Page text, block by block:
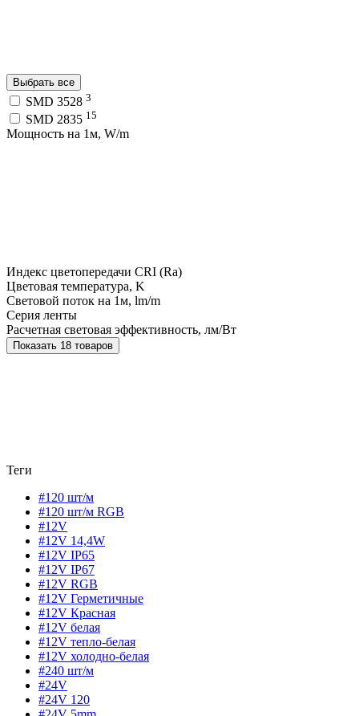
Выбрать все
SMD 3528 3
SMD 2835 15
Мощность на 1м, W/m
Индекс цветопередачи CRI (Ra)
Цветовая температура, K
Световой поток на 1м, lm/m
Серия ленты
Расчетная световая эффективность, лм/Вт
Показать 18 товаров
Теги
#120 шт/м
#120 шт/м RGB
#12V
#12V 14,4W
#12V IP65
#12V IP67
#12V RGB
#12V Герметичные
#12V Красная
#12V белая
#12V тепло-белая
#12V холодно-белая
#240 шт/м
#24V
#24V 120